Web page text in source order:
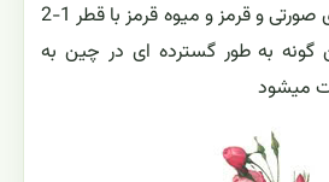
پنج رنگ بیشتر گلبرگهای صورتی و قرمز و میوه قرمز با قطر 1-2
گونه به طور گسترده ای در چین به
میشود